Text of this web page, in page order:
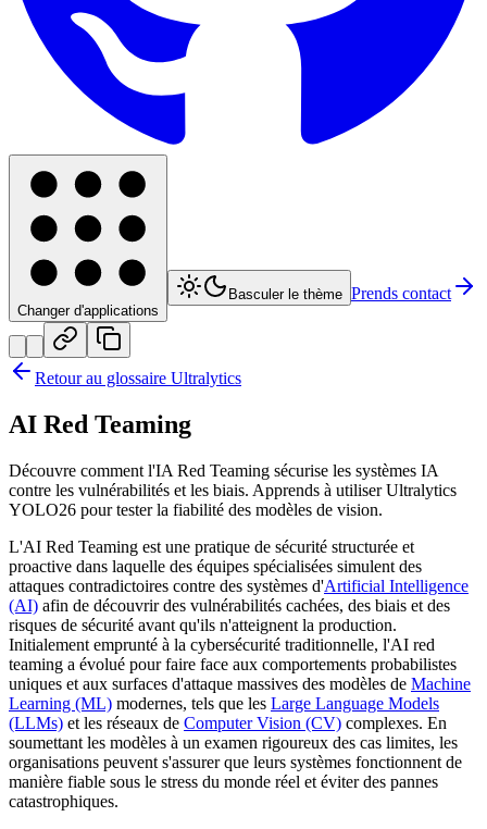
Changer d'applications
Basculer le thème Prends contact
Retour au glossaire Ultralytics
AI Red Teaming
Découvre comment l'IA Red Teaming sécurise les systèmes IA
contre les vulnérabilités et les biais. Apprends à utiliser Ultralytics
YOLO26 pour tester la fiabilité des modèles de vision.
L'AI Red Teaming est une pratique de sécurité structurée et
proactive dans laquelle des équipes spécialisées simulent des
attaques contradictoires contre des systèmes d'Artificial Intelligence
(AI) afin de découvrir des vulnérabilités cachées, des biais et des
risques de sécurité avant qu'ils n'atteignent la production.
Initialement emprunté à la cybersécurité traditionnelle, l'AI red
teaming a évolué pour faire face aux comportements probabilistes
uniques et aux surfaces d'attaque massives des modèles de Machine
Learning (ML) modernes, tels que les Large Language Models
(LLMs) et les réseaux de Computer Vision (CV) complexes. En
soumettant les modèles à un examen rigoureux des cas limites, les
organisations peuvent s'assurer que leurs systèmes fonctionnent de
manière fiable sous le stress du monde réel et éviter des pannes
catastrophiques.